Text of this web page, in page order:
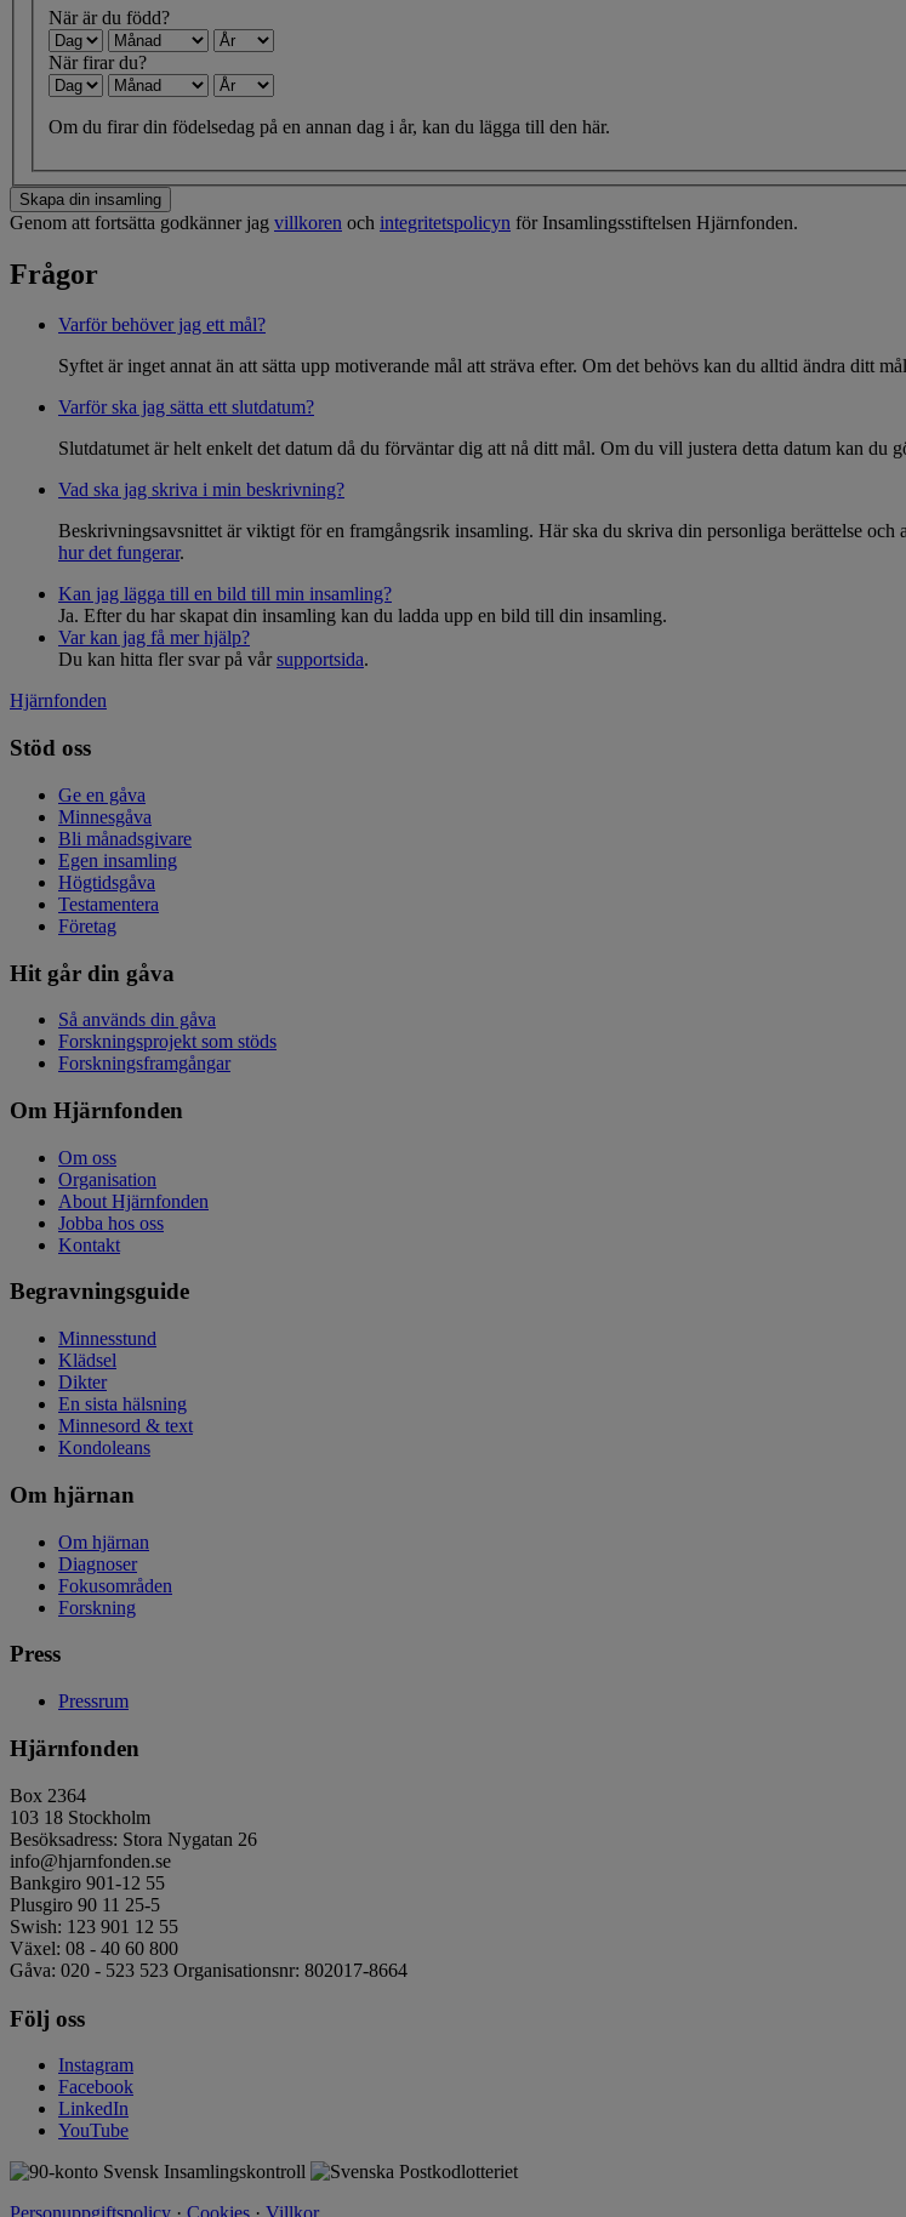
När är du född?
När firar du?
Om du firar din födelsedag på en annan dag i år, kan du lägga till den här.
Skapa din insamling
Genom att fortsätta godkänner jag villkoren och integritetspolicyn för Insamlingsstiftelsen Hjärnfonden.
Frågor
Varför behöver jag ett mål?
Syftet är inget annat än att sätta upp motiverande mål att sträva efter. Om det behövs kan du alltid ändra ditt
Varför ska jag sätta ett slutdatum?
Slutdatumet är helt enkelt det datum då du förväntar dig att nå ditt mål. Om du vill justera detta datum kan du
Vad ska jag skriva i min beskrivning?
Beskrivningsavsnittet är viktigt för en framgångsrik insamling. Här ska du skriva din personliga berättelse
hur det fungerar.
Kan jag lägga till en bild till min insamling?
Ja. Efter du har skapat din insamling kan du ladda upp en bild till din insamling.
Var kan jag få mer hjälp?
Du kan hitta fler svar på vårsupportsida.
Hjärnfonden
Stöd oss
Ge en gåva
Minnesgåva
Bli månadsgivare
Egen insamling
Högtidsgåva
Testamentera
Företag
Hit går din gåva
Så används din gåva
Forskningsprojekt som stöds
Forskningsframgångar
Om Hjärnfonden
Om oss
Organisation
About Hjärnfonden
Jobba hos oss
Kontakt
Begravningsguide
Minnesstund
Klädsel
Dikter
En sista hälsning
Minnesord & text
Kondoleans
Om hjärnan
Om hjärnan
Diagnoser
Fokusområden
Forskning
Press
Pressrum
Hjärnfonden
Box 2364
103 18 Stockholm
Besöksadress: Stora Nygatan 26
info@hjarnfonden.se
Bankgiro 901-12 55
Plusgiro 90 11 25-5
Swish: 123 901 12 55
Växel: 08 - 40 60 800
Gåva: 020 - 523 523 Organisationsnr: 802017-8664
Följ oss
Instagram
Facebook
LinkedIn
YouTube